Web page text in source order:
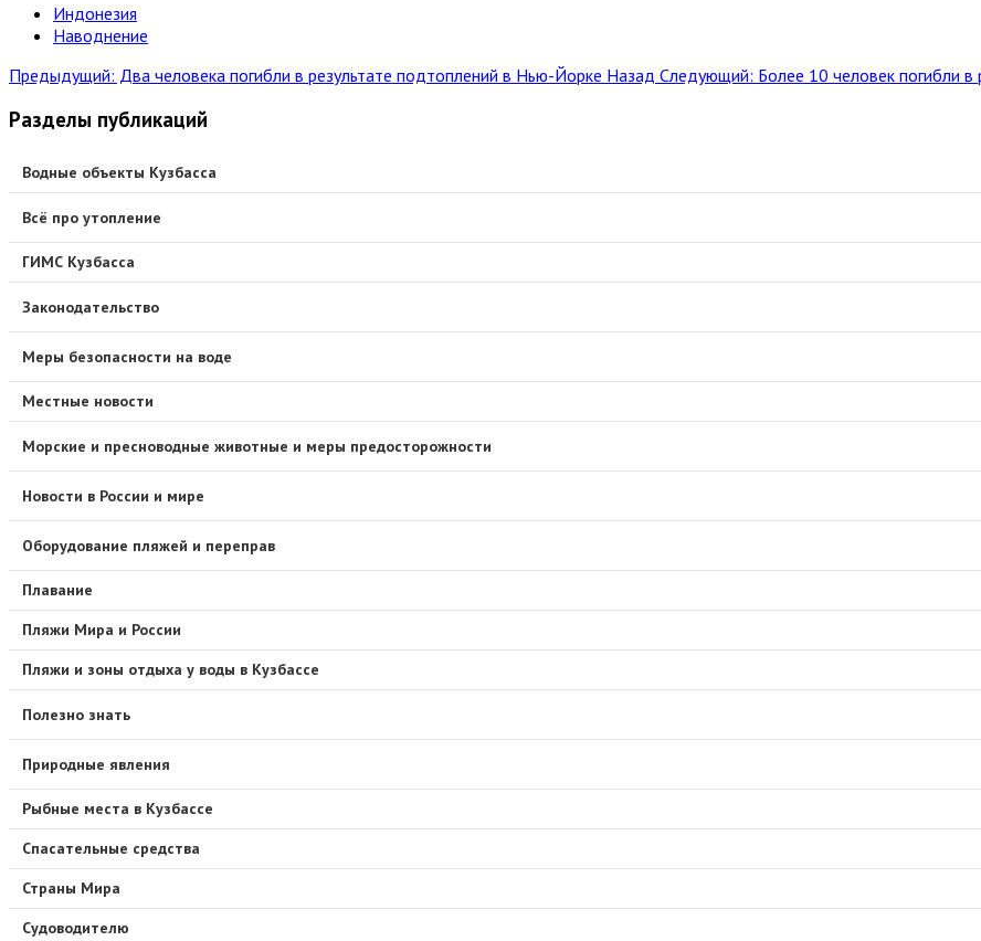
Индонезия
Наводнение
Предыдущий: Два человека погибли в результате подтоплений в Нью-Йорке Назад Следующий: Более 10 человек погибли в
Разделы публикаций
Водные объекты Кузбасса
Всё про утопление
ГИМС Кузбасса
Законодательство
Меры безопасности на воде
Местные новости
Морские и пресноводные животные и меры предосторожности
Новости в России и мире
Оборудование пляжей и переправ
Плавание
Пляжи Мира и России
Пляжи и зоны отдыха у воды в Кузбассе
Полезно знать
Природные явления
Рыбные места в Кузбассе
Спасательные средства
Страны Мира
Судоводителю